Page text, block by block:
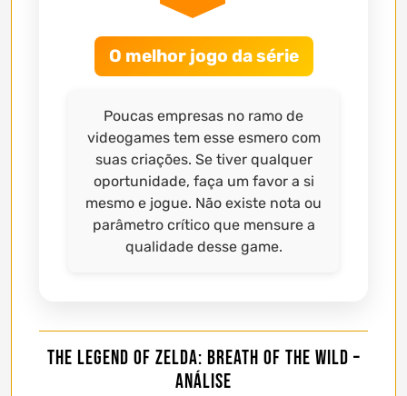
O melhor jogo da série
Poucas empresas no ramo de
videogames tem esse esmero com
suas criações. Se tiver qualquer
oportunidade, faça um favor a si
mesmo e jogue. Não existe nota ou
parâmetro crítico que mensure a
qualidade desse game.
The Legend of Zelda: Breath of the Wild –
Análise